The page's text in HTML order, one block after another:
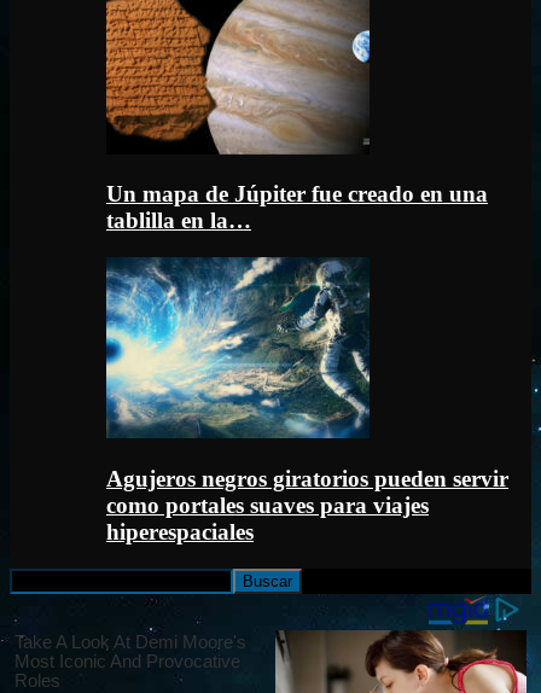
Un mapa de Júpiter fue creado en una
tablilla en la…
Agujeros negros giratorios pueden servir
como portales suaves para viajes
hiperespaciales